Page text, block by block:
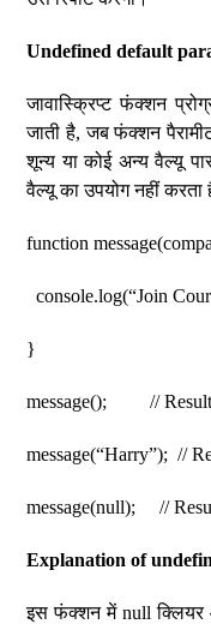
Undefined default
जावास्क्रिप्ट फंक्शन
जाती है, जब फंक्शन
शून्य या कोई अन्य वैल्यू
वैल्यू का उपयोग नहीं करता
function
console.log(“Join
}
message(); // Result
message(“Harry”); //
message(null); //
Explanation of
इस फंक्शन में null क्लियर